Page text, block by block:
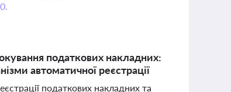
податкових накладних:
автоматичної реєстрації
податкових накладних та